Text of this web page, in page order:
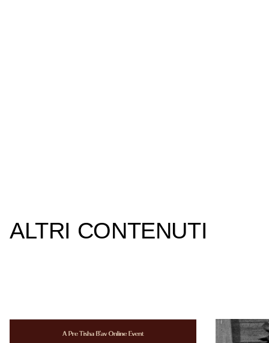
ALTRI CONTENUTI